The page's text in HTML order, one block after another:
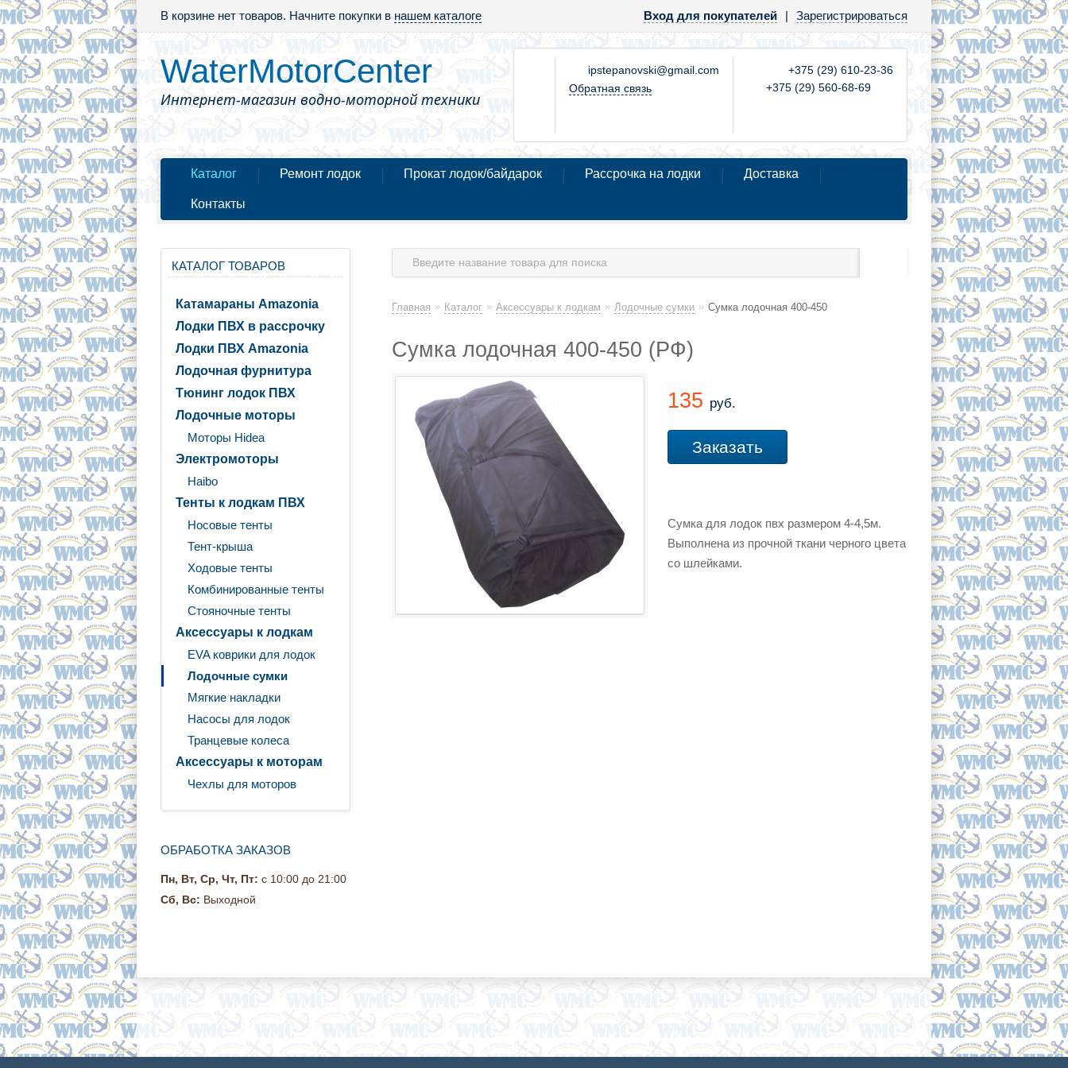
В корзине нет товаров. Начните покупки в нашем каталоге Вход для покупателей | Зарегистрироваться
WaterMotorCenter
Интернет-магазин водно-моторной техники
ipstepanovski@gmail.com
Обратная связь
+375 (29) 610-23-36
+375 (29) 560-68-69
Каталог Ремонт лодок Прокат лодок/байдарок Рассрочка на лодки Доставка
Контакты
КАТАЛОГ ТОВАРОВ
Катамараны Amazonia
Лодки ПВХ в рассрочку
Лодки ПВХ Amazonia
Лодочная фурнитура
Тюнинг лодок ПВХ
Лодочные моторы
Моторы Hidea
Электромоторы
Haibo
Тенты к лодкам ПВХ
Носовые тенты
Тент-крыша
Ходовые тенты
Комбинированные тенты
Стояночные тенты
Аксессуары к лодкам
EVA коврики для лодок
Лодочные сумки
Мягкие накладки
Насосы для лодок
Транцевые колеса
Аксессуары к моторам
Чехлы для моторов
ОБРАБОТКА ЗАКАЗОВ
Пн, Вт, Ср, Чт, Пт: с 10:00 до 21:00
Сб, Вс: Выходной
Главная » Каталог » Аксессуары к лодкам » Лодочные сумки » Сумка лодочная 400-450
Сумка лодочная 400-450 (РФ)
135 руб.
Заказать
Сумка для лодок пвх размером 4-4,5м.
Выполнена из прочной ткани черного цвета
со шлейками.